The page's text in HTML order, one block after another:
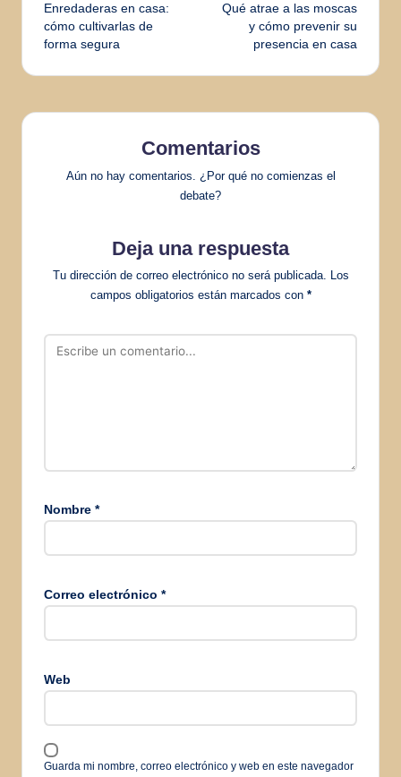
de
entradas
Enredaderas en casa:
cómo cultivarlas de
forma segura
Qué atrae a las moscas
y cómo prevenir su
presencia en casa
Comentarios
Aún no hay comentarios. ¿Por qué no comienzas el
debate?
Deja una respuesta
Tu dirección de correo electrónico no será publicada. Los
campos obligatorios están marcados con *
Nombre *
Correo electrónico *
Web
Guarda mi nombre, correo electrónico y web en este navegador